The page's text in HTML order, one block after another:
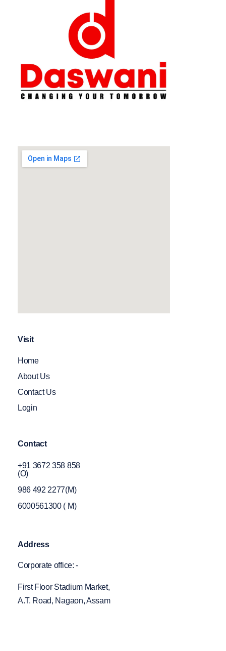
Visit
Home
About Us
Contact Us
Login
Contact
+91 3672 358 858
(O)
986 492 2277(M)
6000561300 ( M)
Address
Corporate office: -
First Floor Stadium Market,
A.T. Road, Nagaon, Assam